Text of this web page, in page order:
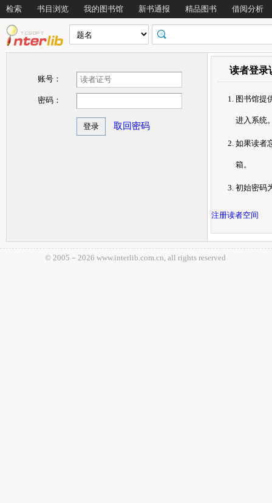
检索 书目浏览 我的图书馆 新书通报 精品图书 借阅分析
账号：
密码：
取回密码
读者登录
图书馆提
进入系统
如果读者
箱。
初始密码
注册读者空间
© 2005－ 2026 www.interlib.com.cn, all rights reserved